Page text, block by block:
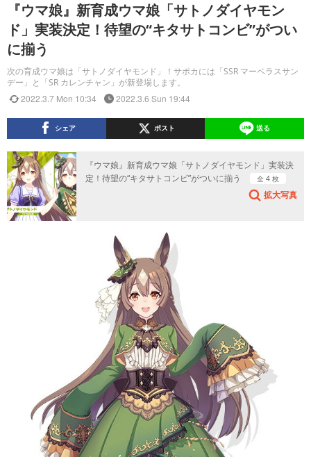
『ウマ娘』新育成ウマ娘「サトノダイヤモン
ド」実装決定！待望の“キタサトコンビ”がつい
に揃う
次の育成ウマ娘は「サトノダイヤモンド」！サポカには「SSR マーベラスサン
デー」と「SR カレンチャン」が新登場します。
2022.3.7 Mon 10:34 2022.3.6 Sun 19:44
シェア ポスト 送る
『ウマ娘』新育成ウマ娘「サトノダイヤモンド」実装決
定！待望の“キタサトコンビ”がついに揃う
全 4 枚
拡大写真